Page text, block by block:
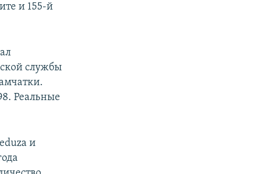
и 155-й
службы
Реальные
и